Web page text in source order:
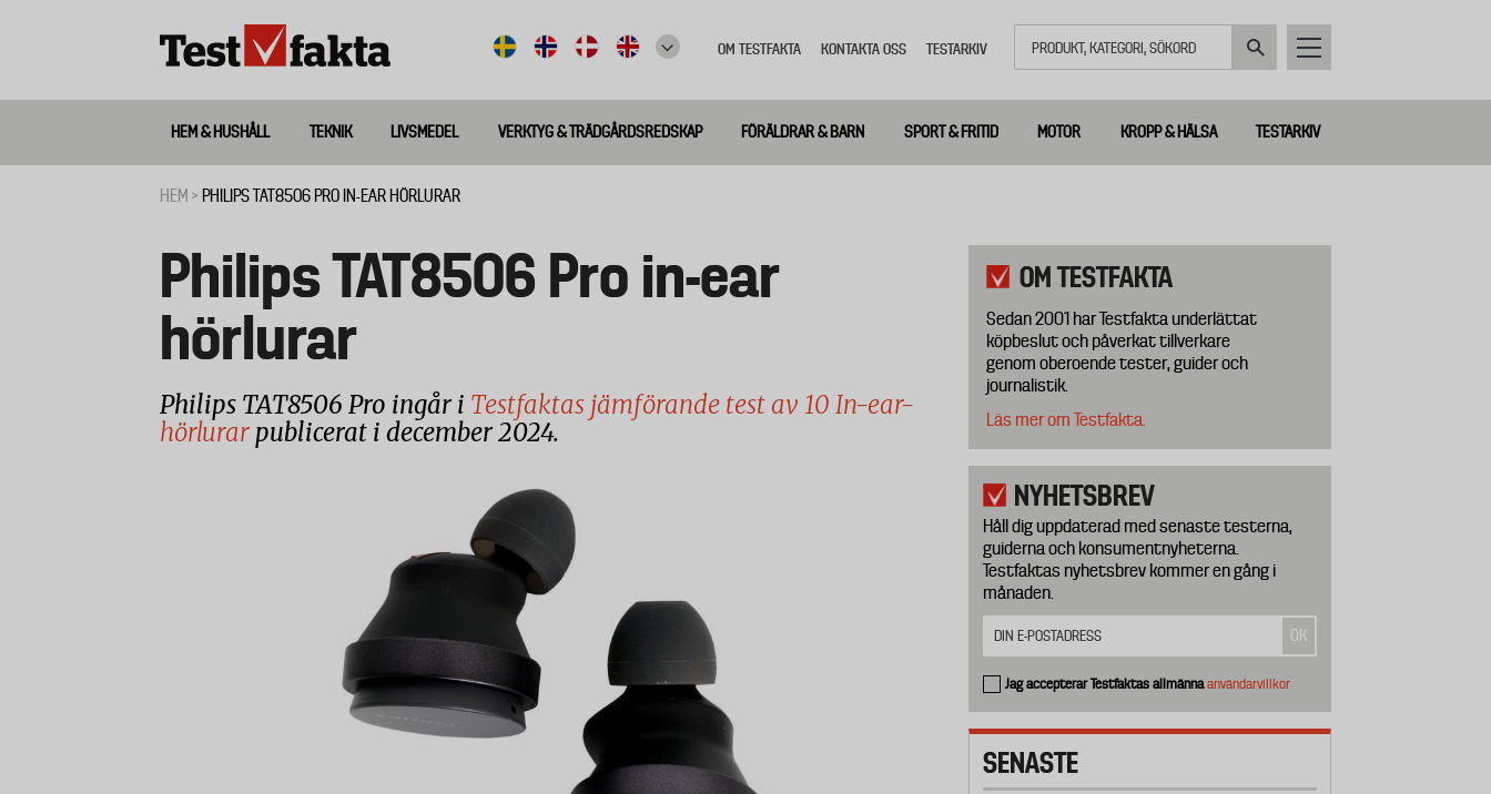
meny
OM TESTFAKTA KONTAKTA OSS TESTARKIV
Huvudmeny
ny
HEM & HUSHÅLL TEKNIK LIVSMEDEL VERKTYG & TRÄDGÅRDSREDSKAP FÖRÄLDRAR & BARN SPORT & FRITID MOTOR KROPP & HÄLSA TESTARKIV
HEM PHILIPS TAT8506 PRO IN-EAR HÖRLURAR
Philips TAT8506 Pro in-ear
hörlurar
Philips TAT8506 Pro ingår i Testfaktas jämförande test av 10 In-ear-
hörlurar publicerat i december 2024.
OM TESTFAKTA
Sedan 2001 har Testfakta underlättat
köpbeslut och påverkat tillverkare
genom oberoende tester, guider och
journalistik.
Läs mer om Testfakta.
NYHETSBREV
Håll dig uppdaterad med senaste testerna,
guiderna och konsumentnyheterna.
Testfaktas nyhetsbrev kommer en gång i
månaden.
Jag accepterar Testfaktas allmännaanvändarvillkor
SENASTE